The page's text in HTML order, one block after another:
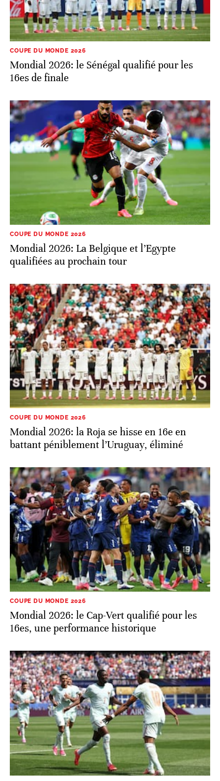
COUPE DU MONDE 2026
Mondial 2026: le Sénégal qualifié pour les
16es de finale
COUPE DU MONDE 2026
Mondial 2026: La Belgique et l’Egypte
qualifiées au prochain tour
COUPE DU MONDE 2026
Mondial 2026: la Roja se hisse en 16e en
battant péniblement l’Uruguay, éliminé
COUPE DU MONDE 2026
Mondial 2026: le Cap-Vert qualifié pour les
16es, une performance historique